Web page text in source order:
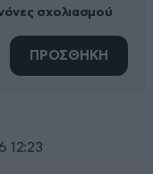
σχολιασμού
ΠΡΟΣΘΗΚΗ
12:23